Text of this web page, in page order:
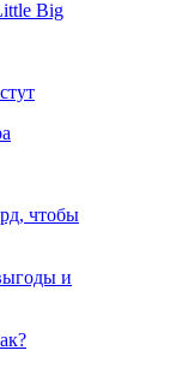
Big
чтобы
и